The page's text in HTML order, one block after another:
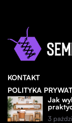
KONTAKT
POLITYKA
Jak
3